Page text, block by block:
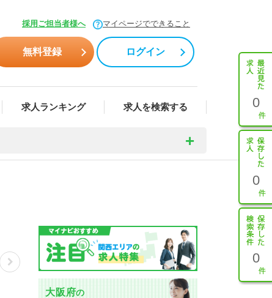
採用ご担当者様へ マイページでできること
無料登録 ログイン
求人ランキング 求人を検索する 0
0
0
大阪府の